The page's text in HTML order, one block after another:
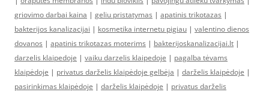
griovimo darbai kaina | geliu pristatymas | apatinis trikotazas |
bakterijos kanalizacijai | kosmetika internetu pigiau | valentino dienos
dovanos | apatinis trikotazas moterims | bakterijoskanalizacijai.lt |
darzelis klaipedoje | vaiku darzelis klaipedoje | pagalba tėvams
klaipėdoje | privatus darželis klaipėdoje gelbėja | darželis klaipėdoje |
pasirinkimas klaipėdoje | darželis klaipėdoje | privatus darželis